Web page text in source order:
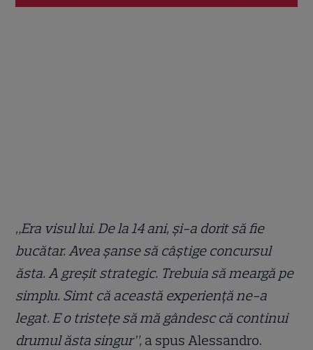
„Era visul lui. De la 14 ani, și-a dorit să fie
bucătar. Avea șanse să câștige concursul
ăsta. A greșit strategic. Trebuia să meargă pe
simplu. Simt că această experiență ne-a
legat. E o tristețe să mă gândesc că continui
drumul ăsta singur”, a spus Alessandro.